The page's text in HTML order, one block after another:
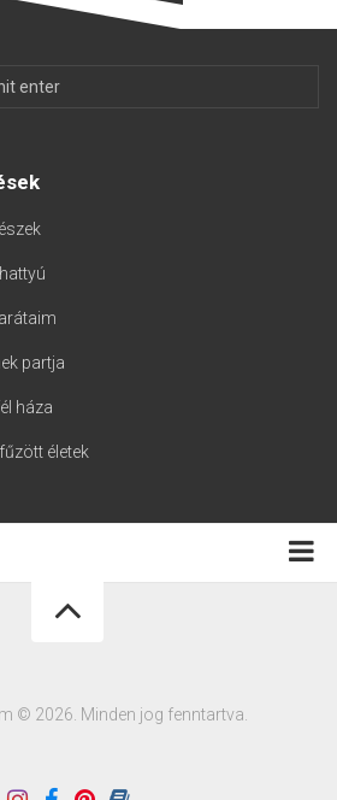
partja
háza
életek
© 2026. Minden jog fenntartva.